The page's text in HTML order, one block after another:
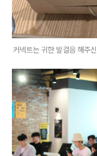
커넥트는 귀한 발걸음 해주